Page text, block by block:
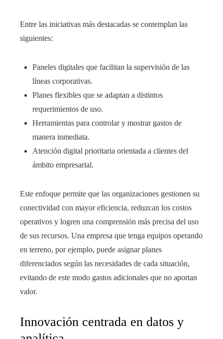
Entre las iniciativas más destacadas se contemplan las
siguientes:
Paneles digitales que facilitan la supervisión de las
líneas corporativas.
Planes flexibles que se adaptan a distintos
requerimientos de uso.
Herramientas para controlar y mostrar gastos de
manera inmediata.
Atención digital prioritaria orientada a clientes del
ámbito empresarial.
Este enfoque permite que las organizaciones gestionen su
conectividad con mayor eficiencia, reduzcan los costos
operativos y logren una comprensión más precisa del uso
de sus recursos. Una empresa que tenga equipos operando
en terreno, por ejemplo, puede asignar planes
diferenciados según las necesidades de cada situación,
evitando de este modo gastos adicionales que no aportan
valor.
Innovación centrada en datos y